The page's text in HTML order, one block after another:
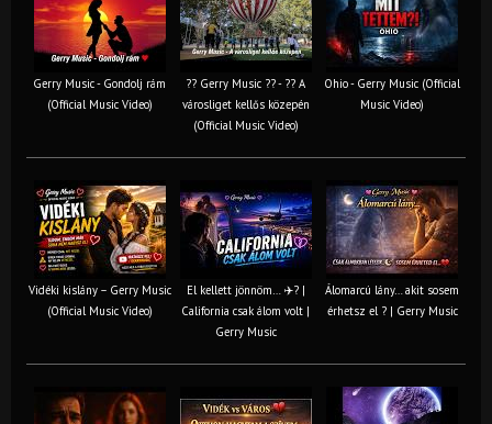
Gerry Music - Gondolj rám
(Official Music Video)
?? Gerry Music ?? - ?? A
városliget kellős közepén
(Official Music Video)
Ohio - Gerry Music (Official
Music Video)
Vidéki kislány – Gerry Music
(Official Music Video)
El kellett jönnöm… ✈️? |
California csak álom volt |
Gerry Music
Álomarcú lány… akit sosem
érhetsz el ? | Gerry Music